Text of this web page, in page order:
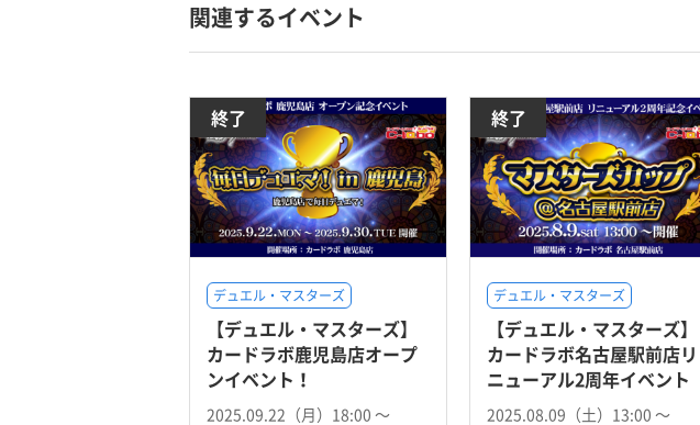
関連するイベント
終了
デュエル・マスターズ
【デュエル・マスターズ】
カードラボ鹿児島店オープ
ンイベント！
2025.09.22（月）18:00 〜
終了
デュエル・マスターズ
【デュエル・マスターズ】
カードラボ名古屋駅前店リ
ニューアル2周年イベント
2025.08.09（土）13:00 〜